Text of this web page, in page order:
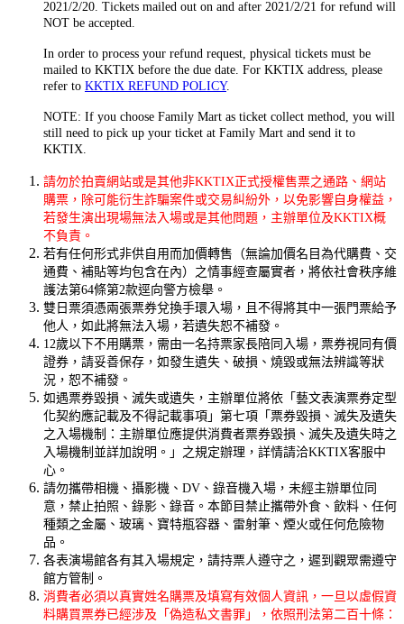
2021/2/20. Tickets mailed out on and after 2021/2/21 for refund will
NOT be accepted.
In order to process your refund request, physical tickets must be
mailed to KKTIX before the due date. For KKTIX address, please
refer to KKTIX REFUND POLICY.
NOTE: If you choose Family Mart as ticket collect method, you will
still need to pick up your ticket at Family Mart and send it to
KKTIX.
請勿於拍賣網站或是其他非KKTIX正式授權售票之通路、網站
購票，除可能衍生詐騙案件或交易糾紛外，以免影響自身權益，
若發生演出現場無法入場或是其他問題，主辦單位及KKTIX概
不負責。
若有任何形式非供自用而加價轉售（無論加價名目為代購費、交
通費、補貼等均包含在內）之情事經查屬實者，將依社會秩序維
護法第64條第2款逕向警方檢舉。
雙日票須憑兩張票券兌換手環入場，且不得將其中一張門票給予
他人，如此將無法入場，若遺失恕不補發。
12歲以下不用購票，需由一名持票家長陪同入場，票券視同有價
證券，請妥善保存，如發生遺失、破損、燒毀或無法辨識等狀
況，恕不補發。
如遇票券毀損、滅失或遺失，主辦單位將依「藝文表演票券定型
化契約應記載及不得記載事項」第七項「票券毀損、滅失及遺失
之入場機制：主辦單位應提供消費者票券毀損、滅失及遺失時之
入場機制並詳加說明。」之規定辦理，詳情請洽KKTIX客服中
心。
請勿攜帶相機、攝影機、DV、錄音機入場，未經主辦單位同
意，禁止拍照、錄影、錄音。本節目禁止攜帶外食、飲料、任何
種類之金屬、玻璃、寶特瓶容器、雷射筆、煙火或任何危險物
品。
各表演場館各有其入場規定，請持票人遵守之，遲到觀眾需遵守
館方管制。
消費者必須以真實姓名購票及填寫有效個人資訊，一旦以虛假資
料購買票券已經涉及「偽造私文書罪」，依照刑法第二百十條：